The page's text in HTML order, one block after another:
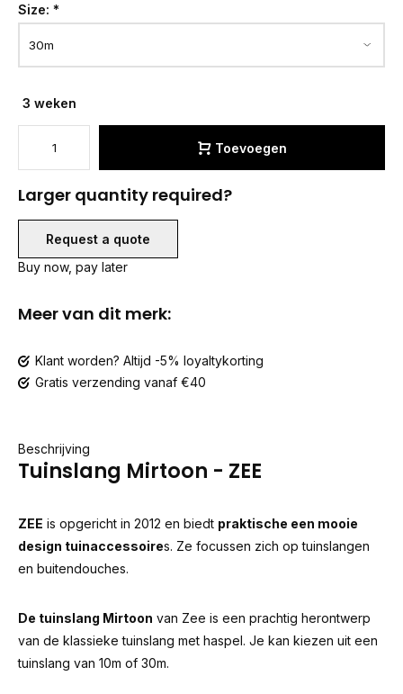
Size: *
3 weken
Toevoegen
Larger quantity required?
Request a quote
Buy now, pay later
Meer van dit merk:
Klant worden? Altijd -5% loyaltykorting
Gratis verzending vanaf €40
Beschrijving
Tuinslang Mirtoon - ZEE
ZEE is opgericht in 2012 en biedt praktische een mooie
design tuinaccessoires. Ze focussen zich op tuinslangen
en buitendouches.
De tuinslang Mirtoon van Zee is een prachtig herontwerp
van de klassieke tuinslang met haspel. Je kan kiezen uit een
tuinslang van 10m of 30m.